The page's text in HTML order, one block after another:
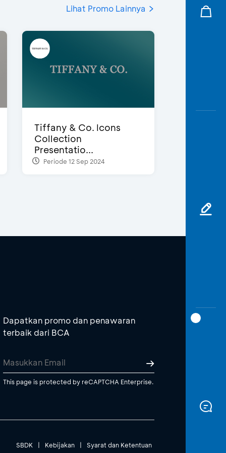
Lihat Promo Lainnya
Tiffany & Co. Icons
Collection
Presentatio...
Periode 12 Sep 2024
Dapatkan promo dan penawaran
terbaik dari BCA
This page is protected by reCAPTCHA Enterprise.
SBDK | Kebijakan | Syarat dan Ketentuan